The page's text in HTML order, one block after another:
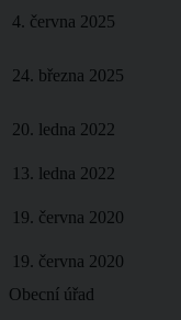
4. června 2025
24. března 2025
20. ledna 2022
13. ledna 2022
19. června 2020
19. června 2020
Obecní úřad